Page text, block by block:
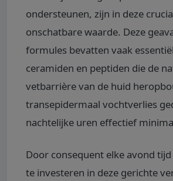
ondersteunen, zijn in deze
onschatbare waarde. Deze
formules bevatten vaak
ceramiden en peptiden die de
vetbarrière van de huid
transepidermaal vochtverlies
nachtelijke uren effectief
Door consequent elke avond
te investeren in deze gerichte